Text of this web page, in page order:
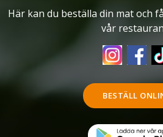
Här kan du beställa din mat och
vår
BESTÄLL